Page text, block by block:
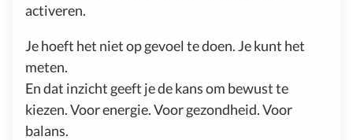
activeren.
Je hoeft het niet op gevoel te doen. Je kunt het
meten.
En dat inzicht geeft je de kans om bewust te
kiezen. Voor energie. Voor gezondheid. Voor
balans.